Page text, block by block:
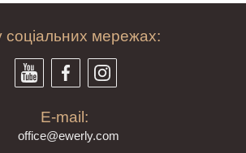
соціальних мережах:
E-mail:
office@ewerly.com